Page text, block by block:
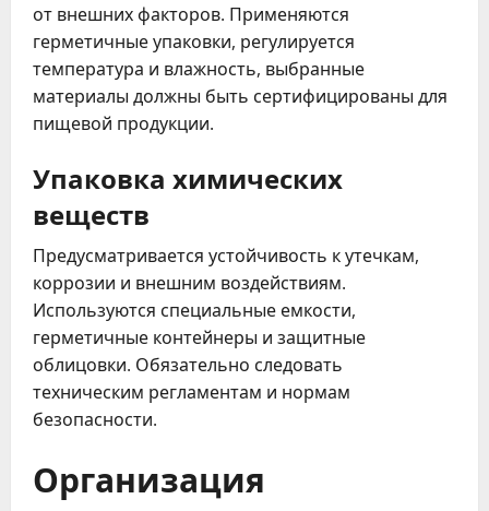
от внешних факторов. Применяются
герметичные упаковки, регулируется
температура и влажность, выбранные
материалы должны быть сертифицированы для
пищевой продукции.
Упаковка химических
веществ
Предусматривается устойчивость к утечкам,
коррозии и внешним воздействиям.
Используются специальные емкости,
герметичные контейнеры и защитные
облицовки. Обязательно следовать
техническим регламентам и нормам
безопасности.
Организация